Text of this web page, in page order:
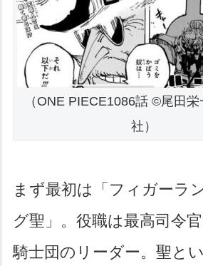
（ONE PIECE1086話 ©尾田
社）
まず最初は「フィガーラ
グ聖」。役職は最高司令
騎士団のリーダー。聖と